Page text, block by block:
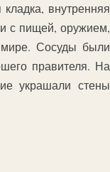
внутренняя
с пищей, оружием,
мире. Сосуды были
правителя. На
украшали стены